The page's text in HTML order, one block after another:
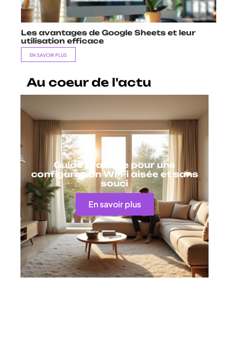
Les avantages de Google Sheets et leur
utilisation efficace
EN SAVOIR PLUS
Au coeur de l'actu
Guide pratique pour une
configuration Wi-Fi aisée et sans
souci
En savoir plus